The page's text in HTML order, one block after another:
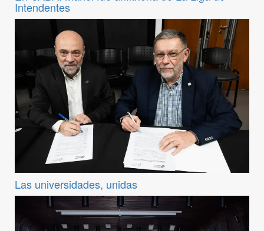
Intendentes
Las universidades, unidas